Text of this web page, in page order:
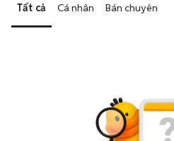
Tất cả Cá nhân Bán chuyên